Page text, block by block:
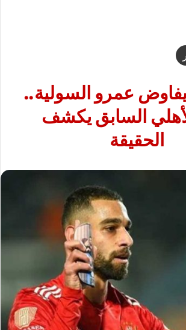
يفاوض عمرو السولية..
السابق يكشف
الحقيقة